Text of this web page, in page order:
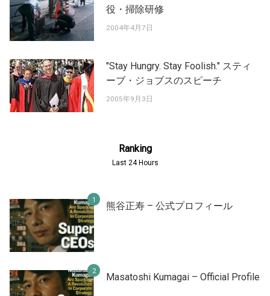
役・掃除研修
2004年4月7日
"Stay Hungry. Stay Foolish." スティ
ーブ・ジョブスのスピーチ
2005年9月3日
Ranking
Last 24 Hours
熊谷正寿 – 公式プロフィール
Masatoshi Kumagai – Official Profile